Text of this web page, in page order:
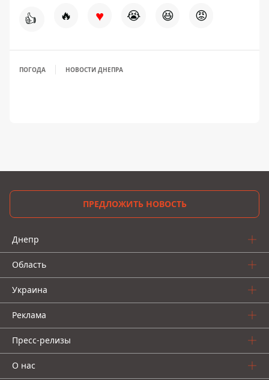
👍 🔥 ♥ 😭 😆 😡
ПОГОДА НОВОСТИ ДНЕПРА
ПРЕДЛОЖИТЬ НОВОСТЬ
Днепр
Область
Украина
Реклама
Пресс-релизы
О нас